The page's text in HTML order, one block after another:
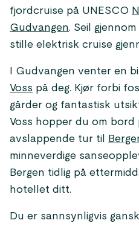
fjordcruise på UNESCO
Gudvangen. Seil
stille elektrisk cruise
I Gudvangen venter en
Voss på deg. Kjør forbi
gårder og fantastisk
Voss hopper du om bord
avslappende tur til
minneverdige
Bergen tidlig på
hotellet ditt.
Du er sannsynligvis